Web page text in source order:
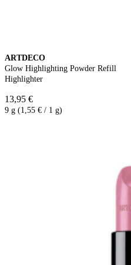
ARTDECO
Glow Highlighting Powder Refill
Highlighter
13,95 €
9 g (1,55 € / 1 g)